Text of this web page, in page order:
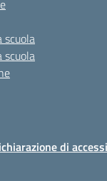
scuola
scuola
di